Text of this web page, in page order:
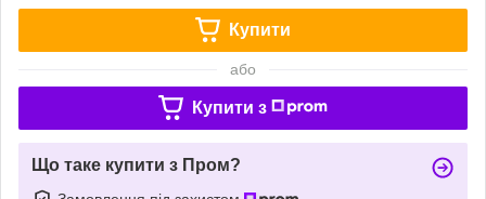
Купити
або
Купити з
Що таке купити з Пром?